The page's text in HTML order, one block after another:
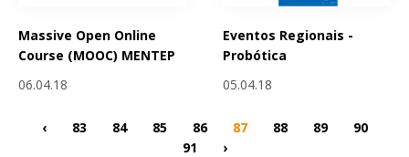
Massive Open Online
Course (MOOC) MENTEP
06.04.18
Eventos Regionais -
Probótica
05.04.18
‹ 83 84 85 86 87 88 89
90
91
›